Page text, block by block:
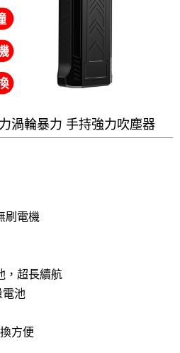
渦輪暴力 手持強力吹塵器
刷電機
，超長續航
電池
方便